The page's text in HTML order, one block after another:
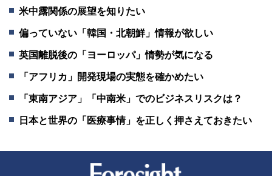
米中露関係の展望を知りたい
偏っていない「韓国・北朝鮮」情報が欲しい
英国離脱後の「ヨーロッパ」情勢が気になる
「アフリカ」開発現場の実態を確かめたい
「東南アジア」「中南米」でのビジネスリスクは？
日本と世界の「医療事情」を正しく押さえておきたい